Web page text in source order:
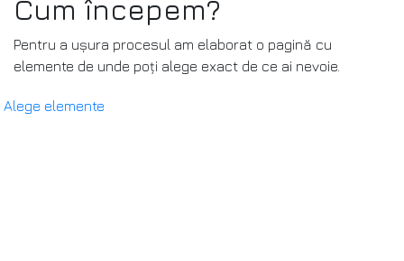
Cum începem?
Pentru a ușura procesul am elaborat o pagină cu
elemente de unde poți alege exact de ce ai nevoie.
Alege elemente